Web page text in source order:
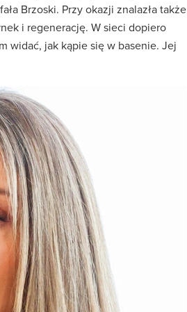
Brzoski. Przy okazji znalazła także
i regenerację. W sieci dopiero
widać, jak kąpie się w basenie. Jej